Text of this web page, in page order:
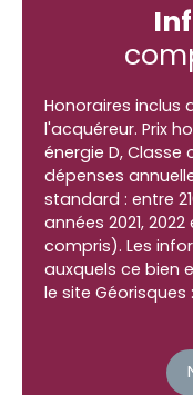
Honoraires inclus
l'acquéreur. Prix
énergie D,
dépenses
standard : entre
années 2021,
compris). Les
auxquels ce bien
le site Géorisques